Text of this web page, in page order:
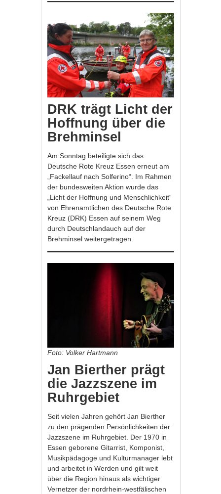
DRK trägt Licht der
Hoffnung über die
Brehminsel
Am Sonntag beteiligte sich das
Deutsche Rote Kreuz Essen erneut am
„Fackellauf nach Solferino“. Im Rahmen
der bundesweiten Aktion wurde das
„Licht der Hoffnung und Menschlichkeit“
von Ehrenamtlichen des Deutsche Rote
Kreuz (DRK) Essen auf seinem Weg
durch Deutschlandauch auf der
Brehminsel weitergetragen.
Foto: Volker Hartmann
Jan Bierther prägt
die Jazzszene im
Ruhrgebiet
Seit vielen Jahren gehört Jan Bierther
zu den prägenden Persönlichkeiten der
Jazzszene im Ruhrgebiet. Der 1970 in
Essen geborene Gitarrist, Komponist,
Musikpädagoge und Kulturmanager lebt
und arbeitet in Werden und gilt weit
über die Region hinaus als wichtiger
Vernetzer der nordrhein-westfälischen